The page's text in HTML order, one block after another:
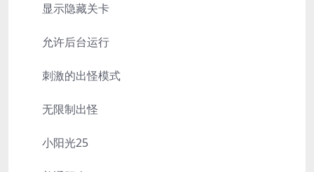
显示隐藏关卡
允许后台运行
刺激的出怪模式
无限制出怪
小阳光25